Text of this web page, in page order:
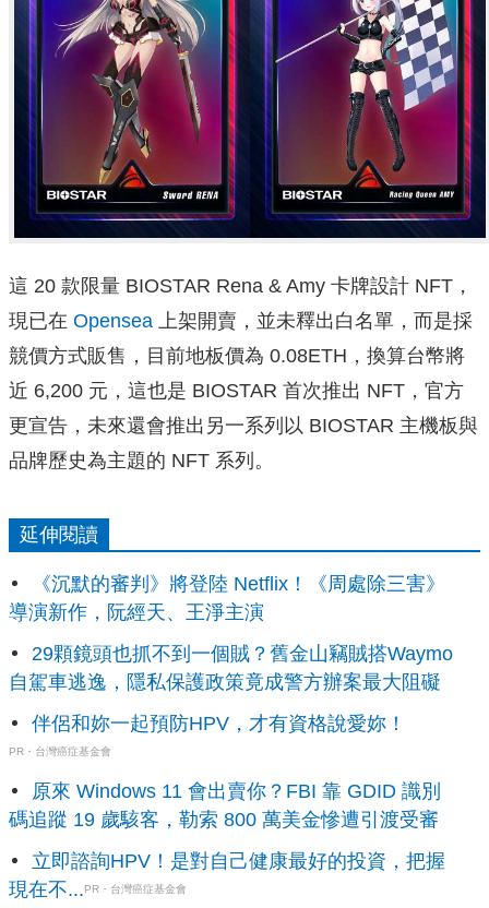
這 20 款限量 BIOSTAR Rena & Amy 卡牌設計 NFT，
現已在 Opensea 上架開賣，並未釋出白名單，而是採
競價方式販售，目前地板價為 0.08ETH，換算台幣將
近 6,200 元，這也是 BIOSTAR 首次推出 NFT，官方
更宣告，未來還會推出另一系列以 BIOSTAR 主機板與
品牌歷史為主題的 NFT 系列。
延伸閱讀
《沉默的審判》將登陸 Netflix！《周處除三害》
導演新作，阮經天、王淨主演
29顆鏡頭也抓不到一個賊？舊金山竊賊搭Waymo
自駕車逃逸，隱私保護政策竟成警方辦案最大阻礙
伴侶和妳一起預防HPV，才有資格說愛妳！
PR・台灣癌症基金會
原來 Windows 11 會出賣你？FBI 靠 GDID 識別
碼追蹤 19 歲駭客，勒索 800 萬美金慘遭引渡受審
立即諮詢HPV！是對自己健康最好的投資，把握
現在不...PR・台灣癌症基金會